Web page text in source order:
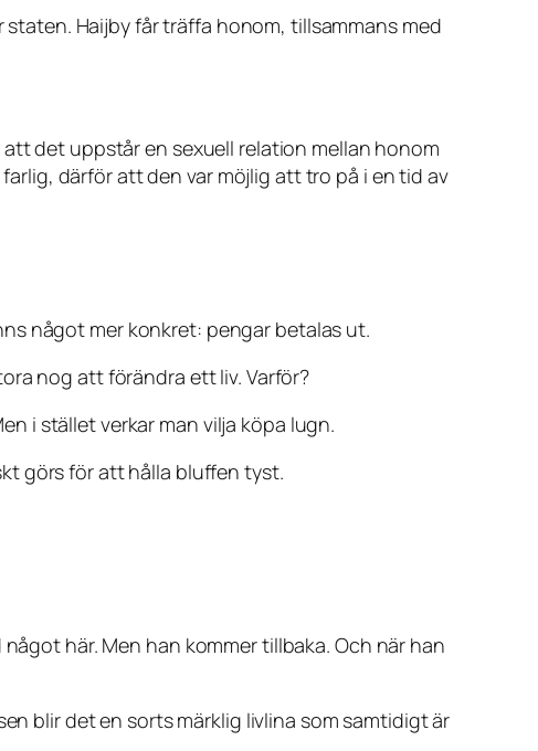
Haijby får träffa honom, tillsammans med
det uppstår en sexuell relation mellan honom
därför att den var möjlig att tro på i en tid av
något mer konkret: pengar betalas ut.
nog att förändra ett liv. Varför?
i stället verkar man vilja köpa lugn.
görs för att hålla bluffen tyst.
här. Men han kommer tillbaka. Och när han
blir det en sorts märklig livlina som samtidigt är